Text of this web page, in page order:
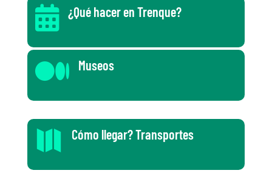
 ¿Qué hacer en Trenque?
 Museos
 Cómo llegar? Transportes